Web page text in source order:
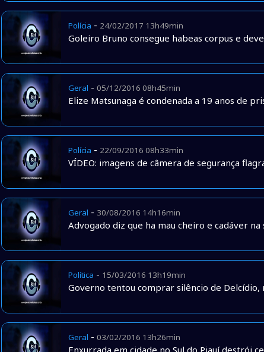
Polícia - 24/02/2017 13h49min
Goleiro Bruno consegue habeas corpus e
Geral - 05/12/2016 08h45min
Elize Matsunaga é condenada a 19 anos de
Polícia - 22/09/2016 08h33min
VÍDEO: imagens de câmera de segurança
Geral - 30/08/2016 14h16min
Advogado diz que ha mau cheiro e cadáver na
Política - 15/03/2016 13h19min
Governo tentou comprar silêncio de Delcídio,
Geral - 03/02/2016 13h26min